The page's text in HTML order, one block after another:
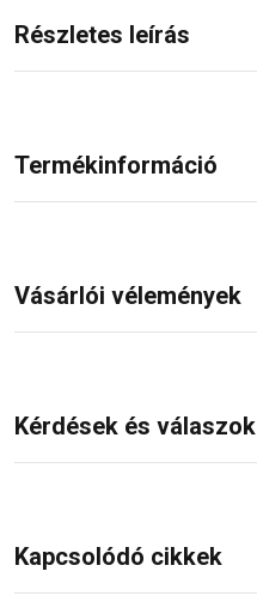
Részletes leírás
Termékinformáció
Vásárlói vélemények
Kérdések és válaszok
Kapcsolódó cikkek